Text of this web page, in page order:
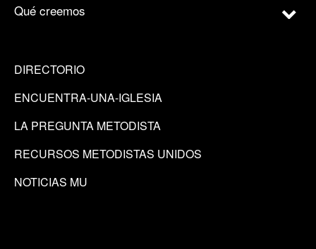
Qué creemos
DIRECTORIO
ENCUENTRA-UNA-IGLESIA
LA PREGUNTA METODISTA
RECURSOS METODISTAS UNIDOS
NOTICIAS MU